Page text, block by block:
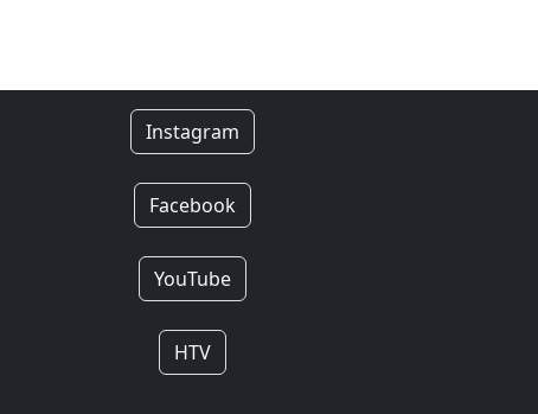
Instagram
Facebook
YouTube
HTV